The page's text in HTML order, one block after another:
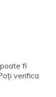
fi
verifica